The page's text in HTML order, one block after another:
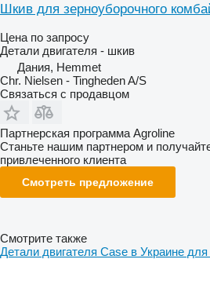
Шкив для зерноуборочного
Цена по запросу
Детали двигателя - шкив
Дания, Hemmet
Chr. Nielsen - Tingheden A/S
Связаться с продавцом
Партнерская программа Agroline
Станьте нашим партнером и
привлеченного клиента
Смотреть предложение
Смотрите также
Детали двигателя Case в Украине